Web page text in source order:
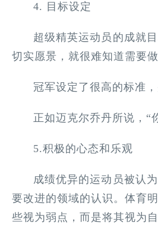
4. 目标设定
超级精英运动员的成就
切实愿景，就很难知道需要
冠军设定了很高的标准
正如迈克尔乔丹所说，“
5.积极的心态和乐观
成绩优异的运动员被认
要改进的领域的认识。体育
些视为弱点，而是将其视为